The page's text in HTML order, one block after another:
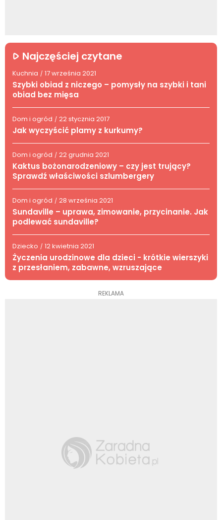
Najczęściej czytane
Kuchnia / 17 września 2021
Szybki obiad z niczego – pomysły na szybki i tani
obiad bez mięsa
Dom i ogród / 22 stycznia 2017
Jak wyczyścić plamy z kurkumy?
Dom i ogród / 22 grudnia 2021
Kaktus bożonarodzeniowy – czy jest trujący?
Sprawdź właściwości szlumbergery
Dom i ogród / 28 września 2021
Sundaville – uprawa, zimowanie, przycinanie. Jak
podlewać sundaville?
Dziecko / 12 kwietnia 2021
Życzenia urodzinowe dla dzieci - krótkie wierszyki
z przesłaniem, zabawne, wzruszające
REKLAMA